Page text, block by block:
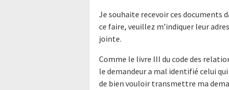
Je souhaite recevoir ces documents
ce faire, veuillez m’indiquer leur
jointe.
Comme le livre III du code des
le demandeur a mal identifié celui
de bien vouloir transmettre ma